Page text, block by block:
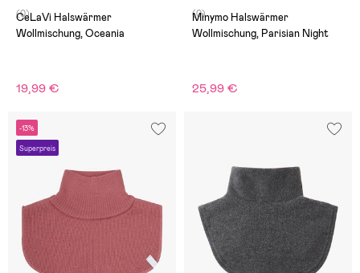
(0)
CeLaVi Halswärmer
Wollmischung, Oceania
19,99 €
(0)
Minymo Halswärmer
Wollmischung, Parisian Night
25,99 €
-13%
Superpreis